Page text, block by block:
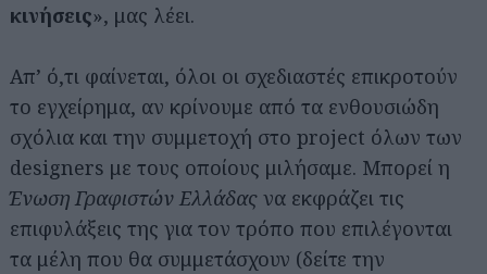
κινήσεις», μας λέει.
Απ’ ό,τι φαίνεται, όλοι οι σχεδιαστές επικροτούν
το εγχείρημα, αν κρίνουμε από τα ενθουσιώδη
σχόλια και την συμμετοχή στο project όλων των
designers με τους οποίους μιλήσαμε. Μπορεί η
Ένωση Γραφιστών Ελλάδας να εκφράζει τις
επιφυλάξεις της για τον τρόπο που επιλέγονται
τα μέλη που θα συμμετάσχουν (δείτε την